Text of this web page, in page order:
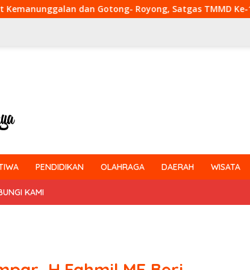
Gotong- Royong, Satgas TMMD Ke-129 Kodim 0313/KPR
PENDIDIKAN OLAHRAGA DAERAH WISATA
KAMI